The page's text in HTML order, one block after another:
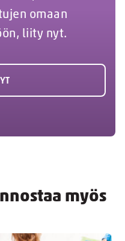
omaan
liity nyt.
myös